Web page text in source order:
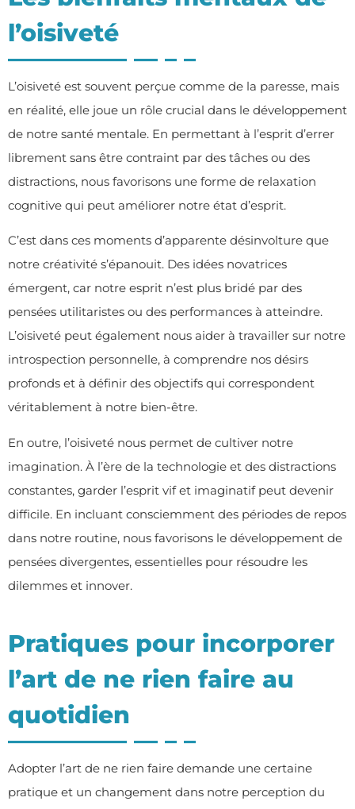
l’oisiveté
L’oisiveté est souvent perçue comme de la paresse, mais
en réalité, elle joue un rôle crucial dans le développement
de notre santé mentale. En permettant à l’esprit d’errer
librement sans être contraint par des tâches ou des
distractions, nous favorisons une forme de relaxation
cognitive qui peut améliorer notre état d’esprit.
C’est dans ces moments d’apparente désinvolture que
notre créativité s’épanouit. Des idées novatrices
émergent, car notre esprit n’est plus bridé par des
pensées utilitaristes ou des performances à atteindre.
L’oisiveté peut également nous aider à travailler sur notre
introspection personnelle, à comprendre nos désirs
profonds et à définir des objectifs qui correspondent
véritablement à notre bien-être.
En outre, l’oisiveté nous permet de cultiver notre
imagination. À l’ère de la technologie et des distractions
constantes, garder l’esprit vif et imaginatif peut devenir
difficile. En incluant consciemment des périodes de repos
dans notre routine, nous favorisons le développement de
pensées divergentes, essentielles pour résoudre les
dilemmes et innover.
Pratiques pour incorporer
l’art de ne rien faire au
quotidien
Adopter l’art de ne rien faire demande une certaine
pratique et un changement dans notre perception du